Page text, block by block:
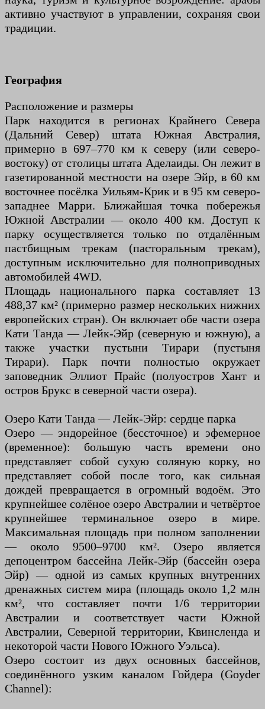
активно участвуют в управлении, сохраняя свои
традиции.
География
Расположение и размеры
Парк находится в регионах Крайнего Севера
(Дальний Север) штата Южная Австралия,
примерно в 697–770 км к северу (или северо-
востоку) от столицы штата Аделаиды. Он лежит в
газетированной местности на озере Эйр, в 60 км
восточнее посёлка Уильям-Крик и в 95 км северо-
западнее Марри. Ближайшая точка побережья
Южной Австралии — около 400 км. Доступ к
парку осуществляется только по отдалённым
пастбищным трекам (пасторальным трекам),
доступным исключительно для полноприводных
автомобилей 4WD.
Площадь национального парка составляет 13
488,37 км² (примерно размер нескольких нижних
европейских стран). Он включает обе части озера
Кати Танда — Лейк-Эйр (северную и южную), а
также участки пустыни Тирари (пустыня
Тирари). Парк почти полностью окружает
заповедник Эллиот Прайс (полуостров Хант и
остров Брукс в северной части озера).
Озеро Кати Танда — Лейк-Эйр: сердце парка
Озеро — эндорейное (бессточное) и эфемерное
(временное): большую часть времени оно
представляет собой сухую соляную корку, но
представляет собой после того, как сильная
дождей превращается в огромный водоём. Это
крупнейшее солёное озеро Австралии и четвёртое
крупнейшее терминальное озеро в мире.
Максимальная площадь при полном заполнении
— около 9500–9700 км². Озеро является
депоцентром бассейна Лейк-Эйр (бассейн озера
Эйр) — одной из самых крупных внутренних
дренажных систем мира (площадь около 1,2 млн
км², что составляет почти 1/6 территории
Австралии и соответствует части Южной
Австралии, Северной территории, Квинсленда и
некоторой части Нового Южного Уэльса).
Озеро состоит из двух основных бассейнов,
соединённого узким каналом Гойдера (Goyder
Channel):